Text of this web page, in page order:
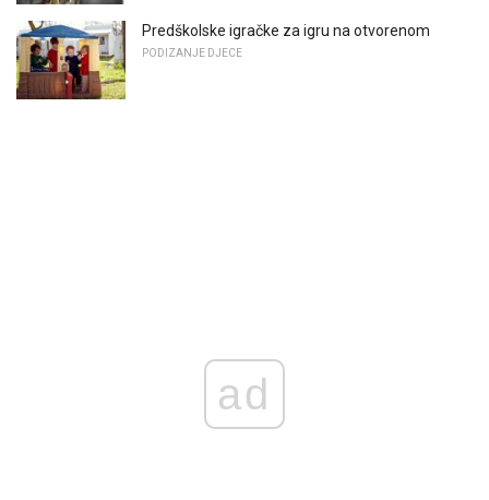
Predškolske igračke za igru ​​na otvorenom
PODIZANJE DJECE
ad